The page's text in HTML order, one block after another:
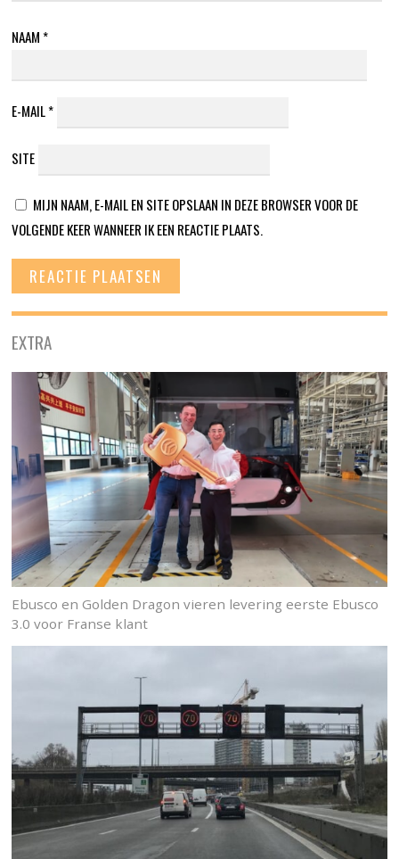
NAAM *
E-MAIL*
SITE
MIJN NAAM, E-MAIL EN SITE OPSLAAN IN DEZE BROWSER VOOR DE
VOLGENDE KEER WANNEER IK EEN REACTIE PLAATS.
EXTRA
Ebusco en Golden Dragon vieren levering eerste Ebusco
3.0 voor Franse klant